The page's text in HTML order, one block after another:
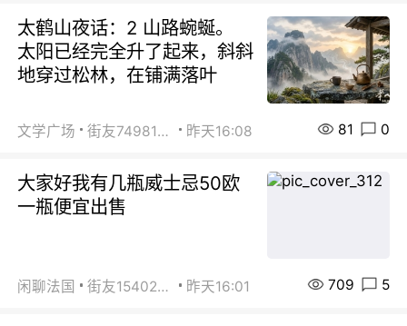
太鹤山夜话：2 山路蜿蜒。
太阳已经完全升了起来，斜斜
地穿过松林，在铺满落叶
文学广场 街友74981146 昨天16:08 81 0
大家好我有几瓶威士忌50欧
一瓶便宜出售
闲聊法国 街友15402223 昨天16:01 709 5